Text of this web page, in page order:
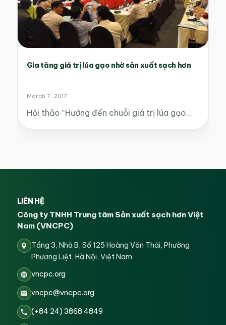
Gia tăng giá trị lúa gạo nhờ sản xuất sạch hơn
March 7, 2017
Hội thảo “Hướng đến chuỗi giá trị lúa gạo…
LIÊN HỆ
Công ty TNHH Trung tâm Sản xuất sạch hơn Việt
Nam (VNCPC)
Tầng 3, Nhà B, Số 125 Hoàng Văn Thái, Phường
Phương Liệt, Hà Nội, Việt Nam
vncpc.org
vncpc@vncpc.org
(+84 24) 3868 4849